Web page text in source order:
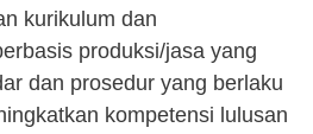
kurikulum dan
produksi/jasa yang
dan prosedur yang berlaku
kompetensi lulusan